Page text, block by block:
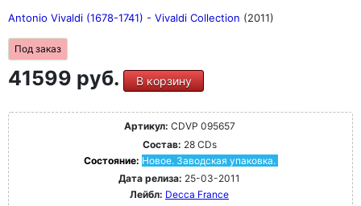
Antonio Vivaldi (1678-1741) - Vivaldi Collection (2011)
Под заказ
41599 руб. В корзину
Артикул: CDVP 095657
Состав: 28 CDs
Состояние: Новое. Заводская упаковка.
Дата релиза: 25-03-2011
Лейбл: Decca France